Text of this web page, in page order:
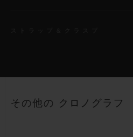
ストラップ
ラップ
その他の クロノグラフ